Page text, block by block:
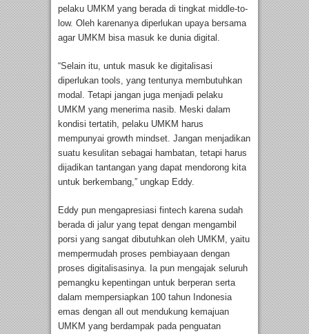
pelaku UMKM yang berada di tingkat middle-to-
low. Oleh karenanya diperlukan upaya bersama
agar UMKM bisa masuk ke dunia digital.
“Selain itu, untuk masuk ke digitalisasi
diperlukan tools, yang tentunya membutuhkan
modal. Tetapi jangan juga menjadi pelaku
UMKM yang menerima nasib. Meski dalam
kondisi tertatih, pelaku UMKM harus
mempunyai growth mindset. Jangan menjadikan
suatu kesulitan sebagai hambatan, tetapi harus
dijadikan tantangan yang dapat mendorong kita
untuk berkembang,” ungkap Eddy.
Eddy pun mengapresiasi fintech karena sudah
berada di jalur yang tepat dengan mengambil
porsi yang sangat dibutuhkan oleh UMKM, yaitu
mempermudah proses pembiayaan dengan
proses digitalisasinya. Ia pun mengajak seluruh
pemangku kepentingan untuk berperan serta
dalam mempersiapkan 100 tahun Indonesia
emas dengan all out mendukung kemajuan
UMKM yang berdampak pada penguatan